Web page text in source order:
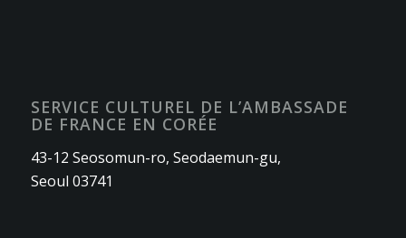
SERVICE CULTUREL DE L’AMBASSADE
DE FRANCE EN CORÉE
43-12 Seosomun-ro, Seodaemun-gu,
Seoul 03741